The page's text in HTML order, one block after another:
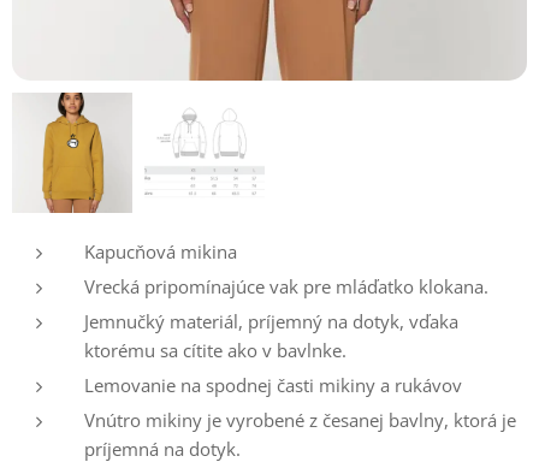
Kapucňová mikina
Vrecká pripomínajúce vak pre mláďatko klokana.
Jemnučký materiál, príjemný na dotyk, vďaka
ktorému sa cítite ako v bavlnke.
Lemovanie na spodnej časti mikiny a rukávov
Vnútro mikiny je vyrobené z česanej bavlny, ktorá je
príjemná na dotyk.